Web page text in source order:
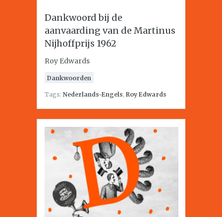
Dankwoord bij de
aanvaarding van de Martinus
Nijhoffprijs 1962
Roy Edwards
Dankwoorden
Tags: Nederlands-Engels, Roy Edwards